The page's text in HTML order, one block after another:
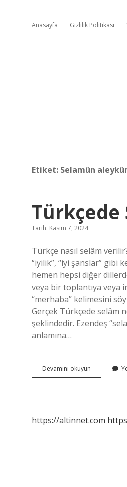
Anasayfa Gizlilik Politikası
Etiket: Selamün
Türkçede
Tarih: Kasım 7, 2024
Türkçe nasıl selâm
“iyilik”, “iyi şanslar” gibi
hemen hepsi diğer
veya bir toplantıya veya
“merhaba” kelimesini
Gerçek Türkçede selâm
şeklindedir. Ezendeş
anlamına…
Devamını okuyun Türkçede
Selam
https://altinnet.com